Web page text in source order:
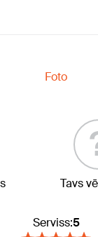
Foto
Tavs
Serviss:5